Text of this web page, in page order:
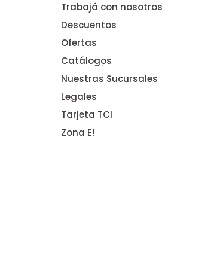
Trabajá con nosotros
Descuentos
Ofertas
Catálogos
Nuestras Sucursales
Legales
Tarjeta TCI
Zona E!